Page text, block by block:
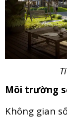
Môi trường
Không gian